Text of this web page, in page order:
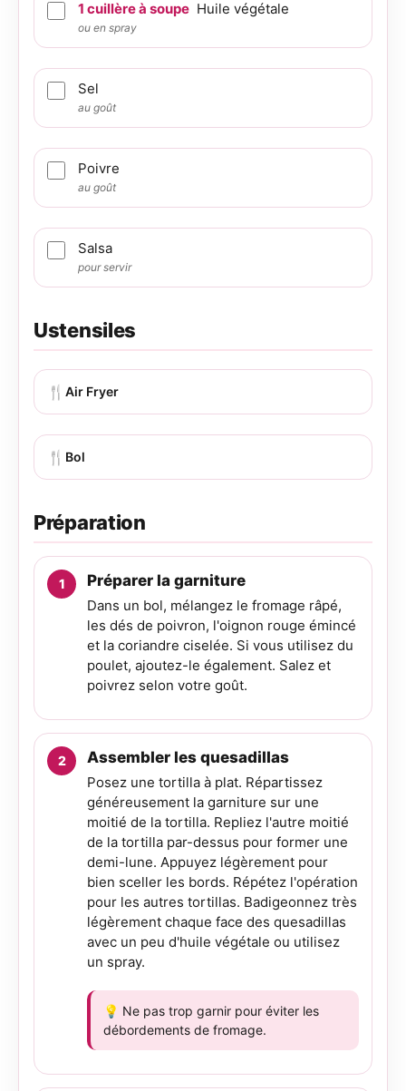
1 cuillère à soupe Huile végétale
ou en spray
Sel
au goût
Poivre
au goût
Salsa
pour servir
Ustensiles
🍴 Air Fryer
🍴 Bol
Préparation
Préparer la garniture
Dans un bol, mélangez le fromage râpé,
les dés de poivron, l'oignon rouge émincé
et la coriandre ciselée. Si vous utilisez du
poulet, ajoutez-le également. Salez et
poivrez selon votre goût.
Assembler les quesadillas
Posez une tortilla à plat. Répartissez
généreusement la garniture sur une
moitié de la tortilla. Repliez l'autre moitié
de la tortilla par-dessus pour former une
demi-lune. Appuyez légèrement pour
bien sceller les bords. Répétez l'opération
pour les autres tortillas. Badigeonnez très
légèrement chaque face des quesadillas
avec un peu d'huile végétale ou utilisez
un spray.
💡 Ne pas trop garnir pour éviter les
débordements de fromage.